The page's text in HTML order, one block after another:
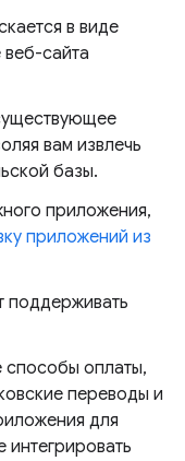
в виде
веб-сайта
вам извлечь
базы.
приложения,
приложений из
поддерживать
оплаты,
переводы и
для
интегрировать